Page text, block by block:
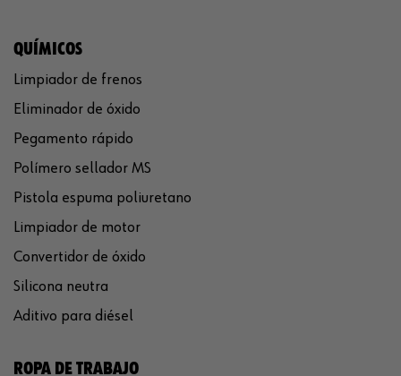
QUÍMICOS
Limpiador de frenos
Eliminador de óxido
Pegamento rápido
Polímero sellador MS
Pistola espuma poliuretano
Limpiador de motor
Convertidor de óxido
Silicona neutra
Aditivo para diésel
ROPA DE TRABAJO